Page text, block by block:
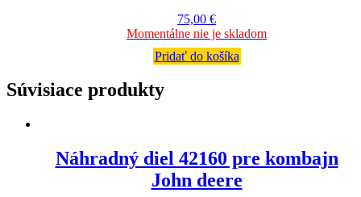
75,00 €
Momentálne nie je skladom
Pridať do košíka
Súvisiace produkty
Náhradný diel 42160 pre kombajn
John deere